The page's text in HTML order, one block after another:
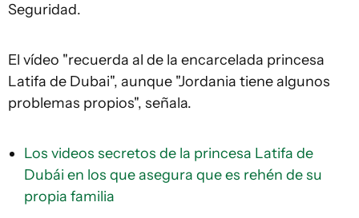
Seguridad.
El vídeo "recuerda al de la encarcelada princesa
Latifa de Dubai", aunque "Jordania tiene algunos
problemas propios", señala.
Los videos secretos de la princesa Latifa de
Dubái en los que asegura que es rehén de su
propia familia